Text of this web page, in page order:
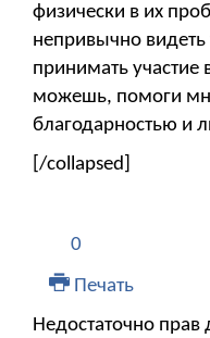
физически в их
непривычно видеть
принимать участие
можешь, помоги
благодарностью и
[/collapsed]
0
Печать
Недостаточно